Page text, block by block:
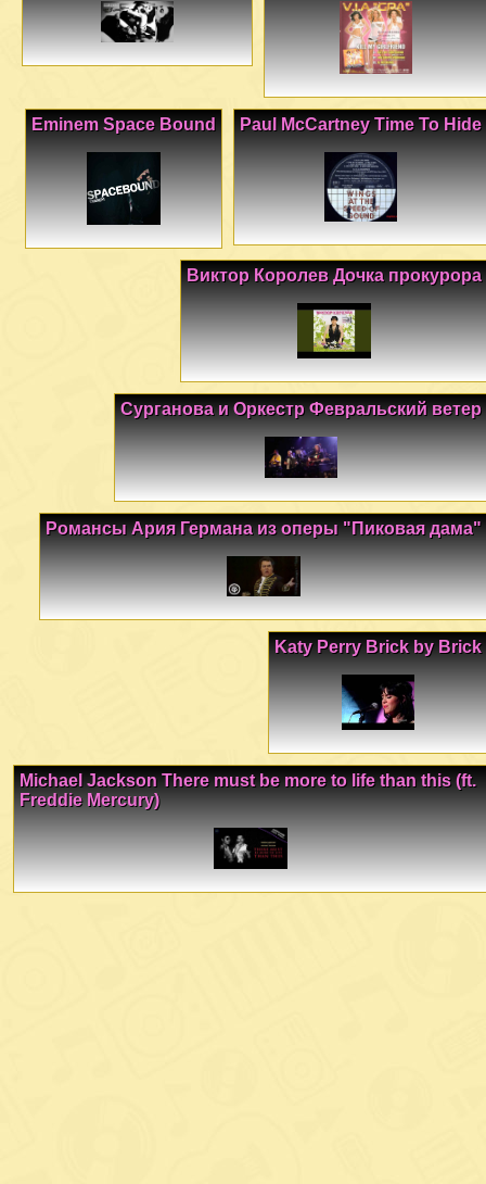
Paul McCartney Time To Hide
Eminem Space Bound
Виктор Королев Дочка прокурора
Сурганова и Оркестр Февральский ветер
Романсы Ария Германа из оперы "Пиковая дама"
Katy Perry Brick by Brick
Michael Jackson There must be more to life than this (ft.
Freddie Mercury)